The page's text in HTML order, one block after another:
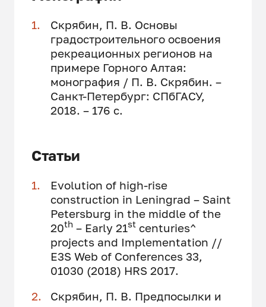
Скрябин, П. В. Основы
градостроительного освоения
рекреационных регионов на
примере Горного Алтая:
монография / П. В. Скрябин. –
Санкт-Петербург: СПбГАСУ,
2018. – 176 с.
Статьи
Evolution of high-rise
construction in Leningrad – Saint
Petersburg in the middle of the
20th – Early 21stcenturies^
projects and Implementation //
E3S Web of Conferences 33,
01030 (2018) HRS 2017.
Скрябин, П. В. Предпосылки и